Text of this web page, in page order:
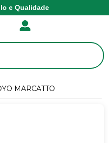
e Qualidade
MARCATTO